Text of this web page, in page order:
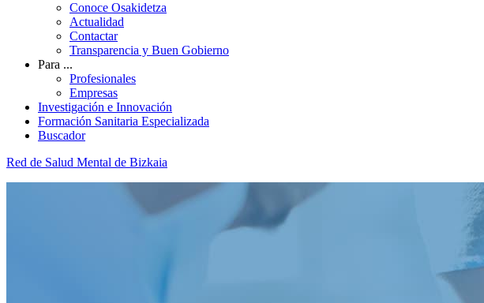
Conoce Osakidetza
Actualidad
Contactar
Transparencia y Buen Gobierno
Para ...
Profesionales
Empresas
Investigación e Innovación
Formación Sanitaria Especializada
Buscador
Red de Salud Mental de Bizkaia